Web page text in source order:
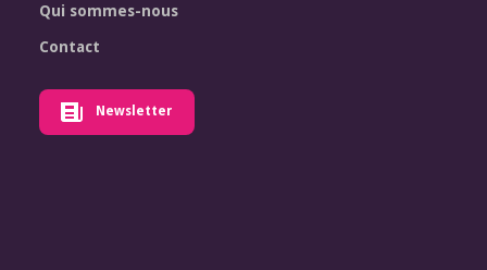
Qui sommes-nous
Contact
Newsletter